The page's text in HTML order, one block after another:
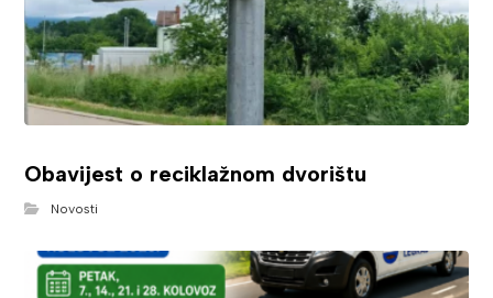
Obavijest o reciklažnom dvorištu
Novosti